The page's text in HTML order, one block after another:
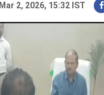
Mar 2, 2026, 15:32 IST